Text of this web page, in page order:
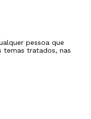
pessoa que
temas tratados, nas